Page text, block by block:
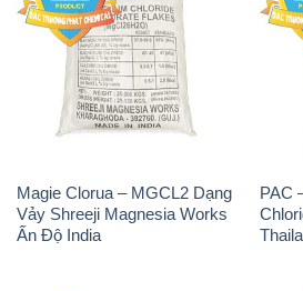
Magie Clorua – MGCL2 Dạng
Vảy Shreeji Magnesia Works
Ấn Độ India
PAC